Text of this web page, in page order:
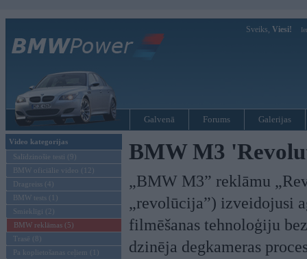
Sveiks, Viesi!
Galvenā Forums Galerijas
Video kategorijas
Salīdzinošie testi (9)
BMW oficiālie video (12)
Dragreiss (4)
BMW tests (1)
Smieklīgi (2)
BMW reklāmas (5)
Trasē (8)
Pa koplietošanas ceļiem (1)
BMW M3
„BMW M3” reklāmu
„revolūcija”) izveidojusi
filmēšanas tehnoloģiju
dzinēja degkameras